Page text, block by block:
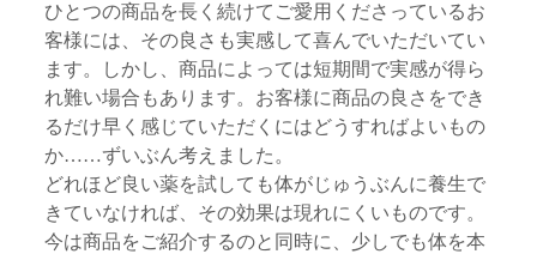
ひとつの商品を長く続けてご愛用くださっているお
客様には、その良さも実感して喜んでいただいてい
ます。しかし、商品によっては短期間で実感が得ら
れ難い場合もあります。お客様に商品の良さをでき
るだけ早く感じていただくにはどうすればよいもの
か……ずいぶん考えました。
どれほど良い薬を試しても体がじゅうぶんに養生で
きていなければ、その効果は現れにくいものです。
今は商品をご紹介するのと同時に、少しでも体を本